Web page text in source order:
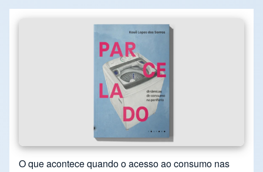
O que acontece quando o acesso ao consumo nas